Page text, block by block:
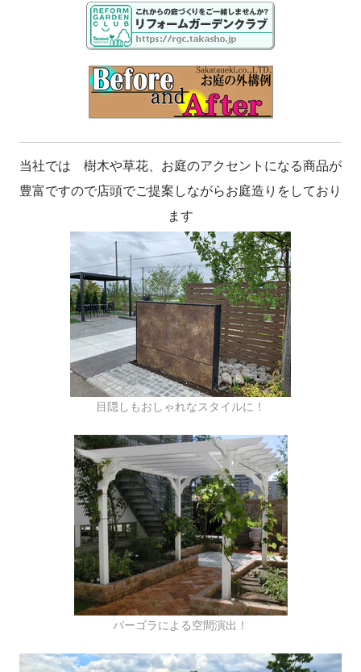
当社では 樹木や草花、お庭のアクセントになる商品が
豊富ですので店頭でご提案しながらお庭造りをしており
ます
目隠しもおしゃれなスタイルに！
パーゴラによる空間演出！